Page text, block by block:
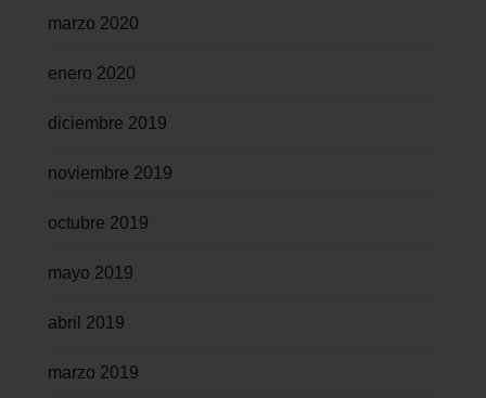
marzo 2020
enero 2020
diciembre 2019
noviembre 2019
octubre 2019
mayo 2019
abril 2019
marzo 2019